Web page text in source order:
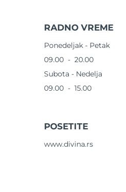
RADNO VREME
Ponedeljak - Petak
09.00 - 20.00
Subota - Nedelja
09.00 - 15.00
POSETITE
www.divina.rs